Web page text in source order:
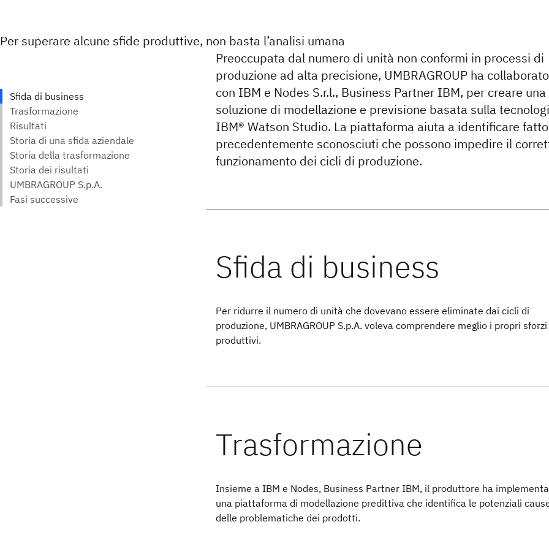
Per superare alcune sfide produttive, non basta l’analisi umana
Preoccupata dal numero di unità non conformi in processi di
produzione ad alta precisione, UMBRAGROUP ha collaborato
con IBM e Nodes S.r.l., Business Partner IBM, per creare una
soluzione di modellazione e previsione basata sulla
IBM® Watson Studio. La piattaforma aiuta a identificare
precedentemente sconosciuti che possono impedire il
funzionamento dei cicli di produzione.
Per ridurre il numero di unità che dovevano essere eliminate dai cicli di
produzione, UMBRAGROUP S.p.A. voleva comprendere meglio i propri sforzi
produttivi.
Insieme a IBM e Nodes, Business Partner IBM, il produttore ha
una piattaforma di modellazione predittiva che identifica le potenziali
delle problematiche dei prodotti.